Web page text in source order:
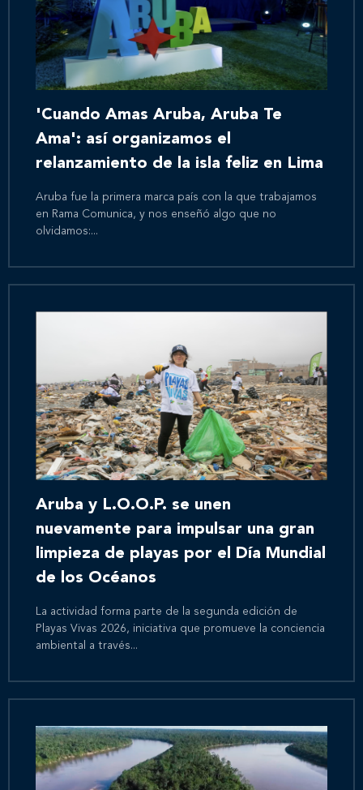
'Cuando Amas Aruba, Aruba Te
Ama': así organizamos el
relanzamiento de la isla feliz en Lima
Aruba fue la primera marca país con la que trabajamos
en Rama Comunica, y nos enseñó algo que no
olvidamos:...
Aruba y L.O.O.P. se unen
nuevamente para impulsar una gran
limpieza de playas por el Día Mundial
de los Océanos
La actividad forma parte de la segunda edición de
Playas Vivas 2026, iniciativa que promueve la conciencia
ambiental a través...